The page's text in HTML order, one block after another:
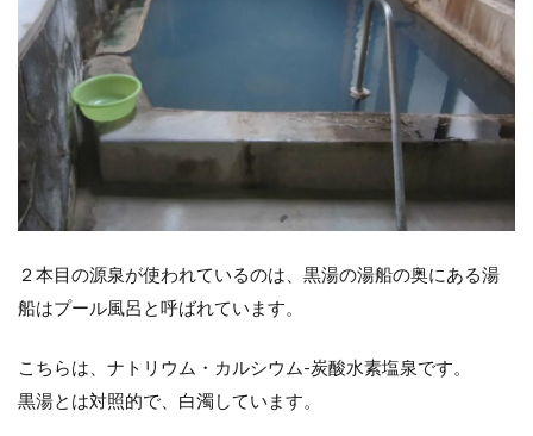
２本目の源泉が使われているのは、黒湯の湯船の奥にある湯
船はプール風呂と呼ばれています。
こちらは、ナトリウム・カルシウム-炭酸水素塩泉です。
黒湯とは対照的で、白濁しています。